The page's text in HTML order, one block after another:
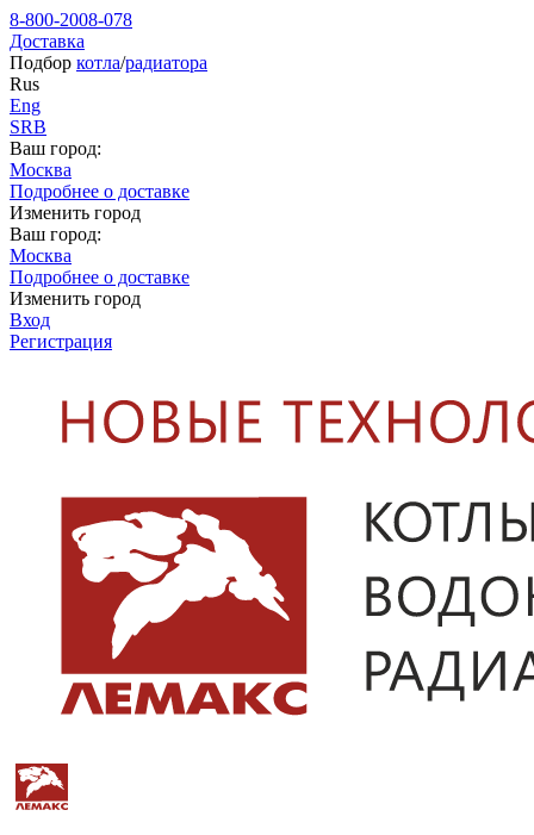
8-800-2008-078
Доставка
Подбор котла/радиатора
Rus
Eng
SRB
Ваш город:
Москва
Подробнее о доставке
Изменить город
Ваш город:
Москва
Подробнее о доставке
Изменить город
Вход
Регистрация